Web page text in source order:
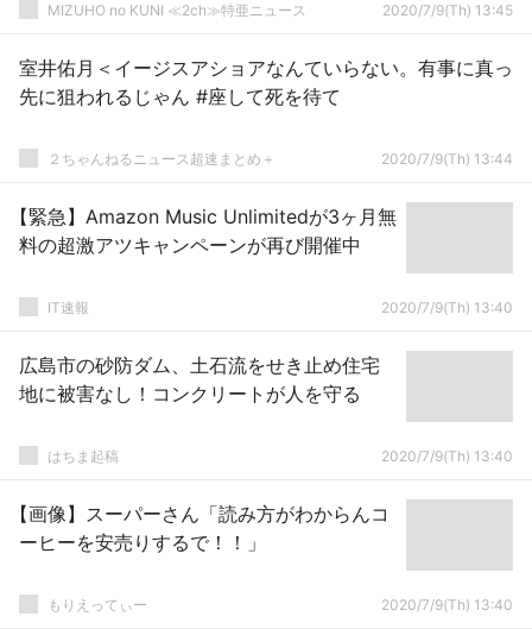
MIZUHO no KUNI ≪2ch≫特亜ニュース 2020/7/9(Th) 13:45
室井佑月＜イージスアショアなんていらない。有事に真っ
先に狙われるじゃん #座して死を待て
２ちゃんねるニュース超速まとめ＋ 2020/7/9(Th) 13:44
【緊急】Amazon Music Unlimitedが3ヶ月無
料の超激アツキャンペーンが再び開催中
IT速報 2020/7/9(Th) 13:40
広島市の砂防ダム、土石流をせき止め住宅
地に被害なし！コンクリートが人を守る
はちま起稿 2020/7/9(Th) 13:40
【画像】スーパーさん「読み方がわからんコ
ーヒーを安売りするで！！」
もりえってぃー 2020/7/9(Th) 13:40